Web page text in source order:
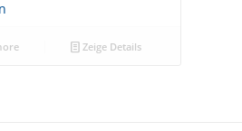
Zeige Details